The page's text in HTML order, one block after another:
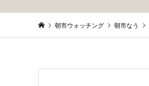
朝市ウォッチング 朝市なう